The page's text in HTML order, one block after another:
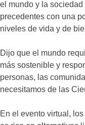
el mundo y la
precedentes con una
niveles de vida y de
Dijo que el mundo
más sostenible y
personas, las
necesitamos de las
En el evento virtual,